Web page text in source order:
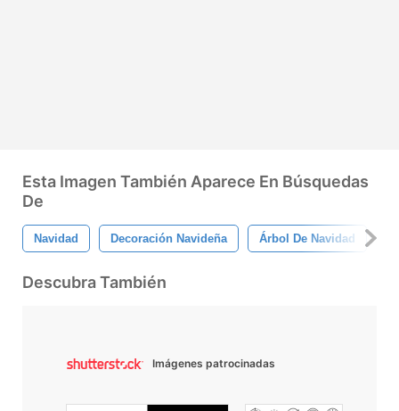
Esta Imagen También Aparece En Búsquedas
De
Navidad Decoración Navideña Árbol De Navidad
Descubra También
Imágenes patrocinadas